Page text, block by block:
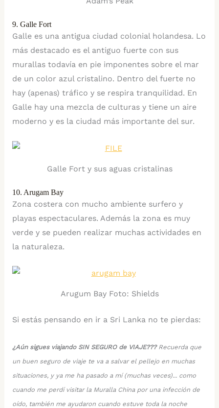
9. Galle Fort
Galle es una antigua ciudad colonial holandesa. Lo
más destacado es el antiguo fuerte con sus
murallas todavía en pie imponentes sobre el mar
de un color azul cristalino. Dentro del fuerte no
hay (apenas) tráfico y se respira tranquilidad. En
Galle hay una mezcla de culturas y tiene un aire
moderno y es la ciudad más importante del sur.
Galle Fort y sus aguas cristalinas
10. Arugam Bay
Zona costera con mucho ambiente surfero y
playas espectaculares. Además la zona es muy
verde y se pueden realizar muchas actividades en
la naturaleza.
Arugum Bay Foto: Shields
Si estás pensando en ir a Sri Lanka no te pierdas:
¿Aún sigues viajando SIN SEGURO de VIAJE???Recuerda que
un buen seguro de viaje te va a salvar el pellejo en muchas
situaciones, y ya me ha pasado a mí (muchas veces)... como
cuando me perdí visitar la Muralla China por una infección de
oído, también me ayudaron cuando estuve toda la noche